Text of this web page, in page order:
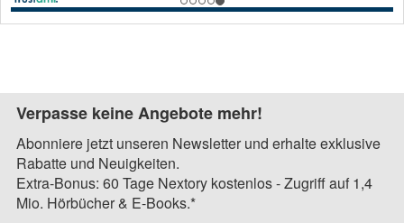
Verpasse keine Angebote mehr!
Abonniere jetzt unseren Newsletter und erhalte exklusive
Rabatte und Neuigkeiten.
Extra-Bonus: 60 Tage Nextory kostenlos - Zugriff auf 1,4
Mio. Hörbücher & E-Books.*